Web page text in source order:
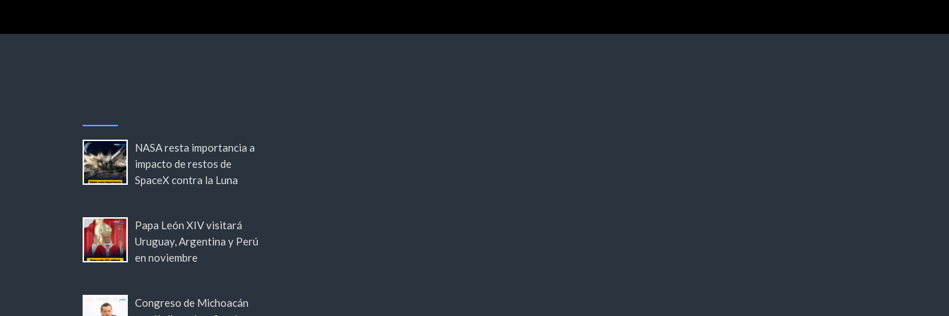
NASA resta importancia a
impacto de restos de
SpaceX contra la Luna
Papa León XIV visitará
Uruguay, Argentina y Perú
en noviembre
Congreso de Michoacán